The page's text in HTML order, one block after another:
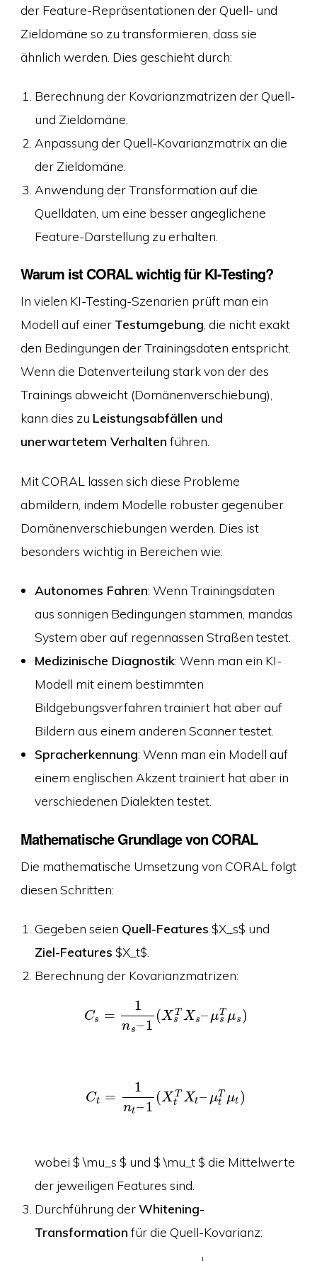
der Feature-Repräsentationen der Quell- und
Zieldomäne so zu transformieren, dass sie
ähnlich werden. Dies geschieht durch:
Berechnung der Kovarianzmatrizen der Quell-
und Zieldomäne.
Anpassung der Quell-Kovarianzmatrix an die
der Zieldomäne.
Anwendung der Transformation auf die
Quelldaten, um eine besser angeglichene
Feature-Darstellung zu erhalten.
Warum ist CORAL wichtig für KI-Testing?
In vielen KI-Testing-Szenarien prüft man ein
Modell auf einer Testumgebung , die nicht exakt
den Bedingungen der Trainingsdaten entspricht.
Wenn die Datenverteilung stark von der des
Trainings abweicht (Domänenverschiebung),
kann dies zu Leistungsabfällen und
unerwartetem Verhalten führen.
Mit CORAL lassen sich diese Probleme
abmildern, indem Modelle robuster gegenüber
Domänenverschiebungen werden. Dies ist
besonders wichtig in Bereichen wie:
Autonomes Fahren: Wenn Trainingsdaten
aus sonnigen Bedingungen stammen, mandas
System aber auf regennassen Straßen testet.
Medizinische Diagnostik: Wenn man ein KI-
Modell mit einem bestimmten
Bildgebungsverfahren trainiert hat aber auf
Bildern aus einem anderen Scanner testet.
Spracherkennung: Wenn man ein Modell auf
einem englischen Akzent trainiert hat aber in
verschiedenen Dialekten testet.
Mathematische Grundlage von CORAL
Die mathematische Umsetzung von CORAL folgt
diesen Schritten:
Gegeben seien Quell-Features $X_s$ und
Ziel-Features $X_t$.
Berechnung der Kovarianzmatrizen:
Cs =
1
ns–1
(X T
s Xs– μT
s μs )
Ct =
1
nt–1
(XT
t
Xt– μT
t
μt )
wobei $ \mu_s $ und $ \mu_t $ die Mittelwerte
der jeweiligen Features sind.
Durchführung derWhitening-
Transformation für die Quell-Kovarianz: